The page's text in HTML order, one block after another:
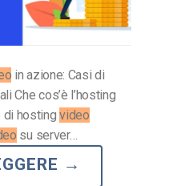
in azione: Casi di
Che cos’è l’hosting
di hostingvideo
su server…
→